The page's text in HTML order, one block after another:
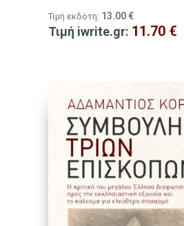
Τιμή εκδότη: 13.00 €
Τιμή iwrite.gr: 11.70 €